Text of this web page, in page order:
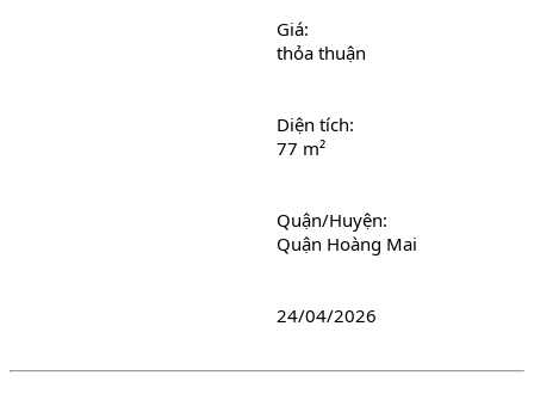
Giá:
thỏa thuận
Diện tích:
77 m²
Quận/Huyện:
Quận Hoàng Mai
24/04/2026